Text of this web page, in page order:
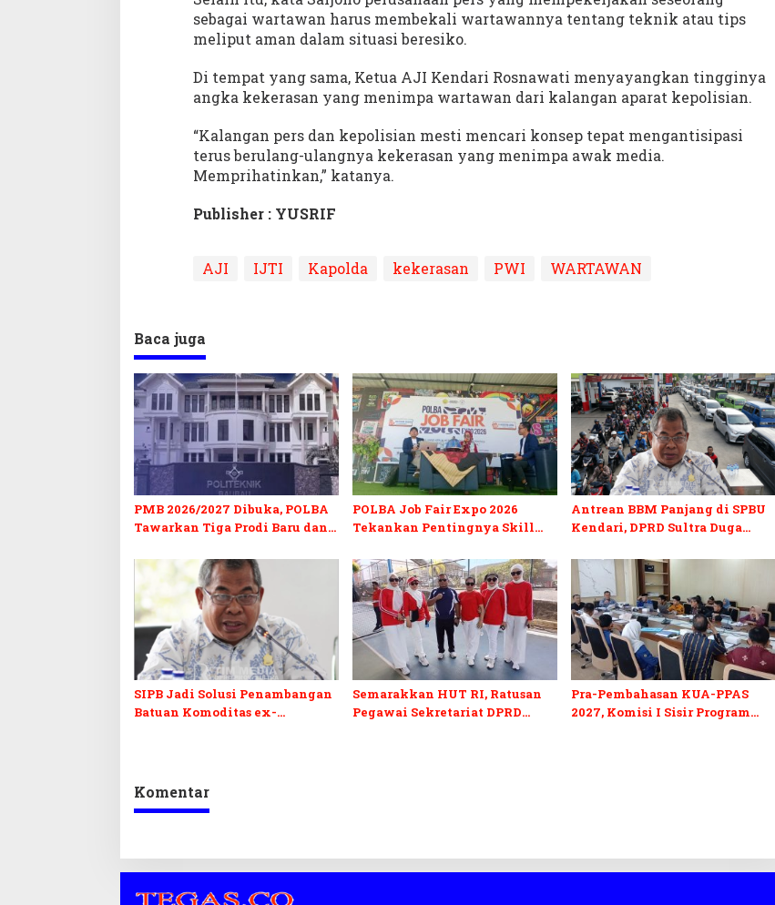
sebagai wartawan harus membekali wartawannya tentang teknik atau tips
meliput aman dalam situasi beresiko.
Di tempat yang sama, Ketua AJI Kendari Rosnawati menyayangkan tingginya
angka kekerasan yang menimpa wartawan dari kalangan aparat kepolisian.
“Kalangan pers dan kepolisian mesti mencari konsep tepat mengantisipasi
terus berulang-ulangnya kekerasan yang menimpa awak media.
Memprihatinkan,” katanya.
Publisher : YUSRIF
AJI IJTI Kapolda kekerasan PWI WARTAWAN
Baca juga
PMB 2026/2027 Dibuka, POLBA
Tawarkan Tiga Prodi Baru dan
POLBA Job Fair Expo 2026
Tekankan Pentingnya Skill
Antrean BBM Panjang di SPBU
Kendari, DPRD Sultra Duga
SIPB Jadi Solusi Penambangan
Batuan Komoditas ex-
Semarakkan HUT RI, Ratusan
Pegawai Sekretariat DPRD
Pra-Pembahasan KUA-PPAS
2027, Komisi I Sisir Program
Komentar